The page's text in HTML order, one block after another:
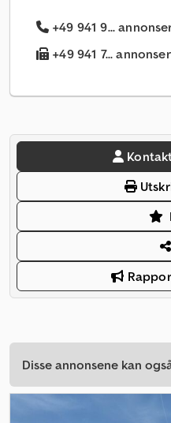
+49 941 9...
+49 941 7... annonser
Disse annonsene kan